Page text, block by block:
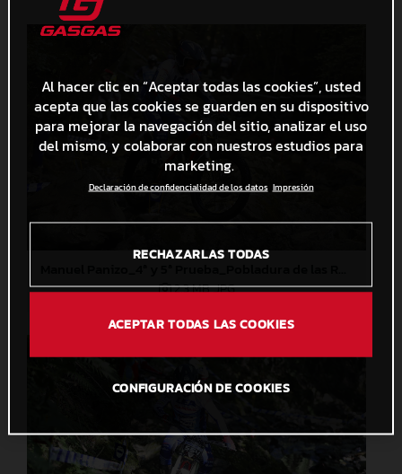
2,3 MB.JPG
Al hacer clic en “Aceptar todas las cookies”, usted
acepta que las cookies se guarden en su dispositivo
para mejorar la navegación del sitio, analizar el uso
del mismo, y colaborar con nuestros estudios para
marketing.
Declaración de confidencialidad de los datos Impresión
RECHAZARLAS TODAS
ACEPTAR TODAS LAS COOKIES
CONFIGURACIÓN DE COOKIES